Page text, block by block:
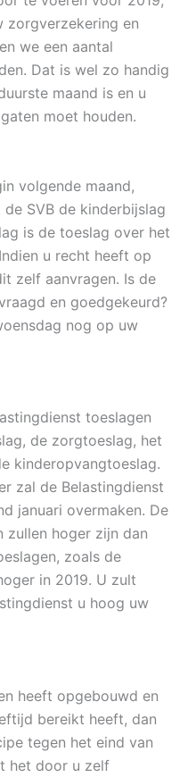
zorgverzekering en
we een aantal
Dat is wel zo handig
maand is en u
moet houden.
volgende maand,
SVB de kinderbijslag
is de toeslag over het
u recht heeft op
zelf aanvragen. Is de
en goedgekeurd?
nog op uw
toeslagen
de zorgtoeslag, het
kinderopvangtoeslag.
zal de Belastingdienst
januari overmaken. De
zullen hoger zijn dan
zoals de
in 2019. U zult
u hoog uw
heeft opgebouwd en
bereikt heeft, dan
tegen het eind van
het door u zelf